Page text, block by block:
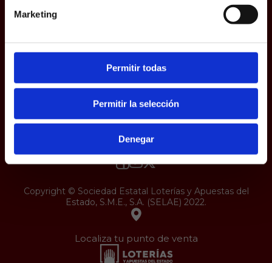
Marketing
Permitir todas
Permitir la selección
Denegar
Copyright © Sociedad Estatal Loterías y Apuestas del
Estado, S.M.E., S.A. (SELAE) 2022.
Localiza tu punto de venta